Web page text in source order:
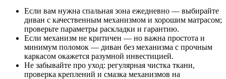
Если вам нужна спальная зона ежедневно — выбирайте
диван с качественным механизмом и хорошим матрасом;
проверьте параметры раскладки и гарантию.
Если механизм не критичен — но важна простота и
минимум поломок — диван без механизма с прочным
каркасом окажется разумной инвестицией.
Не забывайте про уход: регулярная чистка ткани,
проверка креплений и смазка механизмов на